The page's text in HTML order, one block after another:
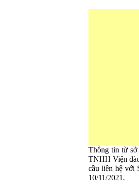
Thông tin từ
TNHH Viện
cầu liên hệ với
10/11/2021.